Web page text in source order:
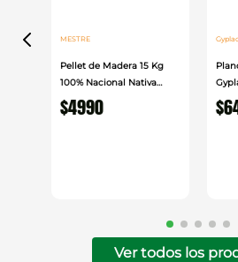
MESTRE
Pellet de Madera 15 Kg
100% Nacional Nativa
Mestre
$4990
Gyplac
cm
$
Ver todos los